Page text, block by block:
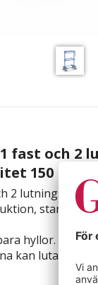
fast och 2
150 kg
2 lutningsbara
hyllor.
kan lutas 15°